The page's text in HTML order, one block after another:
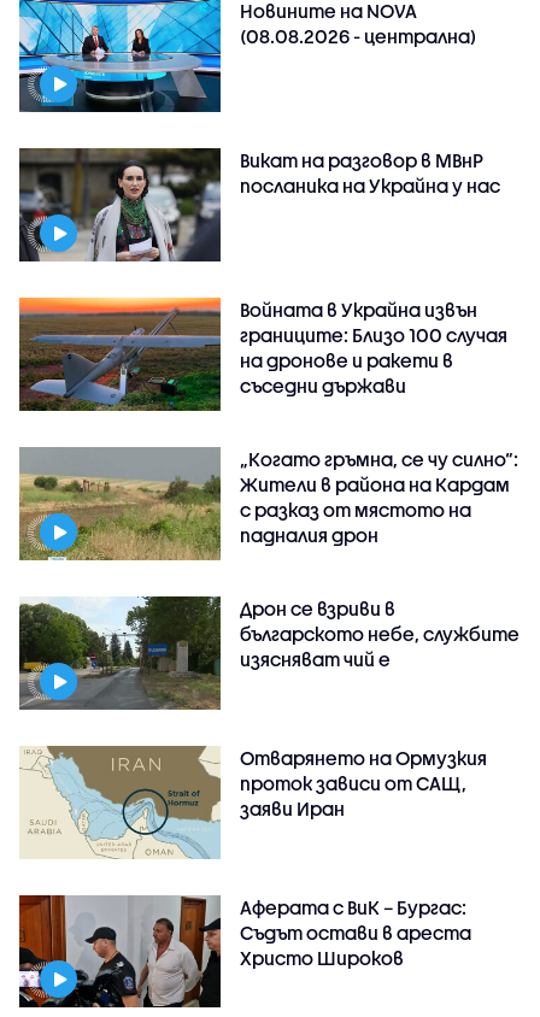
Новините на NOVA
(08.08.2026 - централна)
Викат на разговор в МВнР
посланика на Украйна у нас
Войната в Украйна извън
границите: Близо 100 случая
на дронове и ракети в
съседни държави
„Когато гръмна, се чу силно“:
Жители в района на Кардам
с разказ от мястото на
падналия дрон
Дрон се взриви в
българското небе, службите
изясняват чий е
Отварянето на Ормузкия
проток зависи от САЩ,
заяви Иран
Аферата с ВиК – Бургас:
Съдът остави в ареста
Христо Широков